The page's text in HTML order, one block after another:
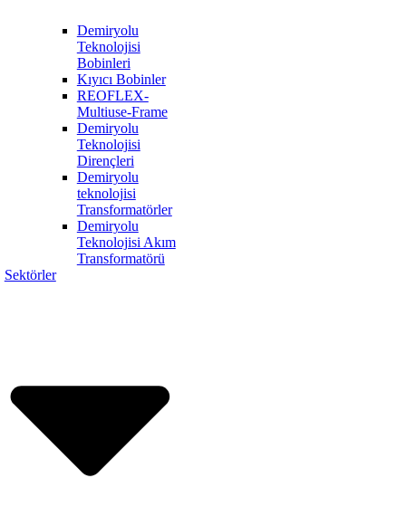
Demiryolu
Teknolojisi
Bobinleri
Kıyıcı Bobinler
REOFLEX-
Multiuse-Frame
Demiryolu
Teknolojisi
Dirençleri
Demiryolu
teknolojisi
Transformatörler
Demiryolu
Teknolojisi Akım
Transformatörü
Sektörler